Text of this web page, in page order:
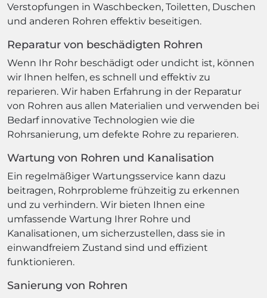
Verstopfungen in Waschbecken, Toiletten, Duschen
und anderen Rohren effektiv beseitigen.
Reparatur von beschädigten Rohren
Wenn Ihr Rohr beschädigt oder undicht ist, können
wir Ihnen helfen, es schnell und effektiv zu
reparieren. Wir haben Erfahrung in der Reparatur
von Rohren aus allen Materialien und verwenden bei
Bedarf innovative Technologien wie die
Rohrsanierung, um defekte Rohre zu reparieren.
Wartung von Rohren und Kanalisation
Ein regelmäßiger Wartungsservice kann dazu
beitragen, Rohrprobleme frühzeitig zu erkennen
und zu verhindern. Wir bieten Ihnen eine
umfassende Wartung Ihrer Rohre und
Kanalisationen, um sicherzustellen, dass sie in
einwandfreiem Zustand sind und effizient
funktionieren.
Sanierung von Rohren